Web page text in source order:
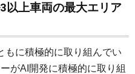
以上車両の最大エリア
もに積極的に取り組んでい
がAI開発に積極的に取り組